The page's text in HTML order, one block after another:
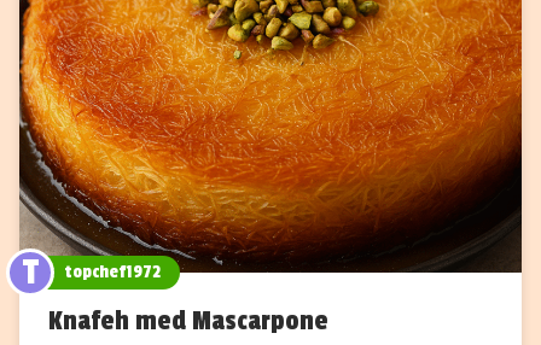
T topchef1972
Knafeh med Mascarpone